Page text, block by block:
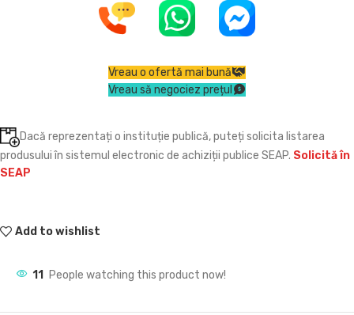
Vreau o ofertă mai bună
Vreau să negociez prețul
Dacă reprezentați o instituție publică, puteți solicita listarea
produsului în sistemul electronic de achiziții publice SEAP. Solicită în
SEAP
Add to wishlist
11 People watching this product now!